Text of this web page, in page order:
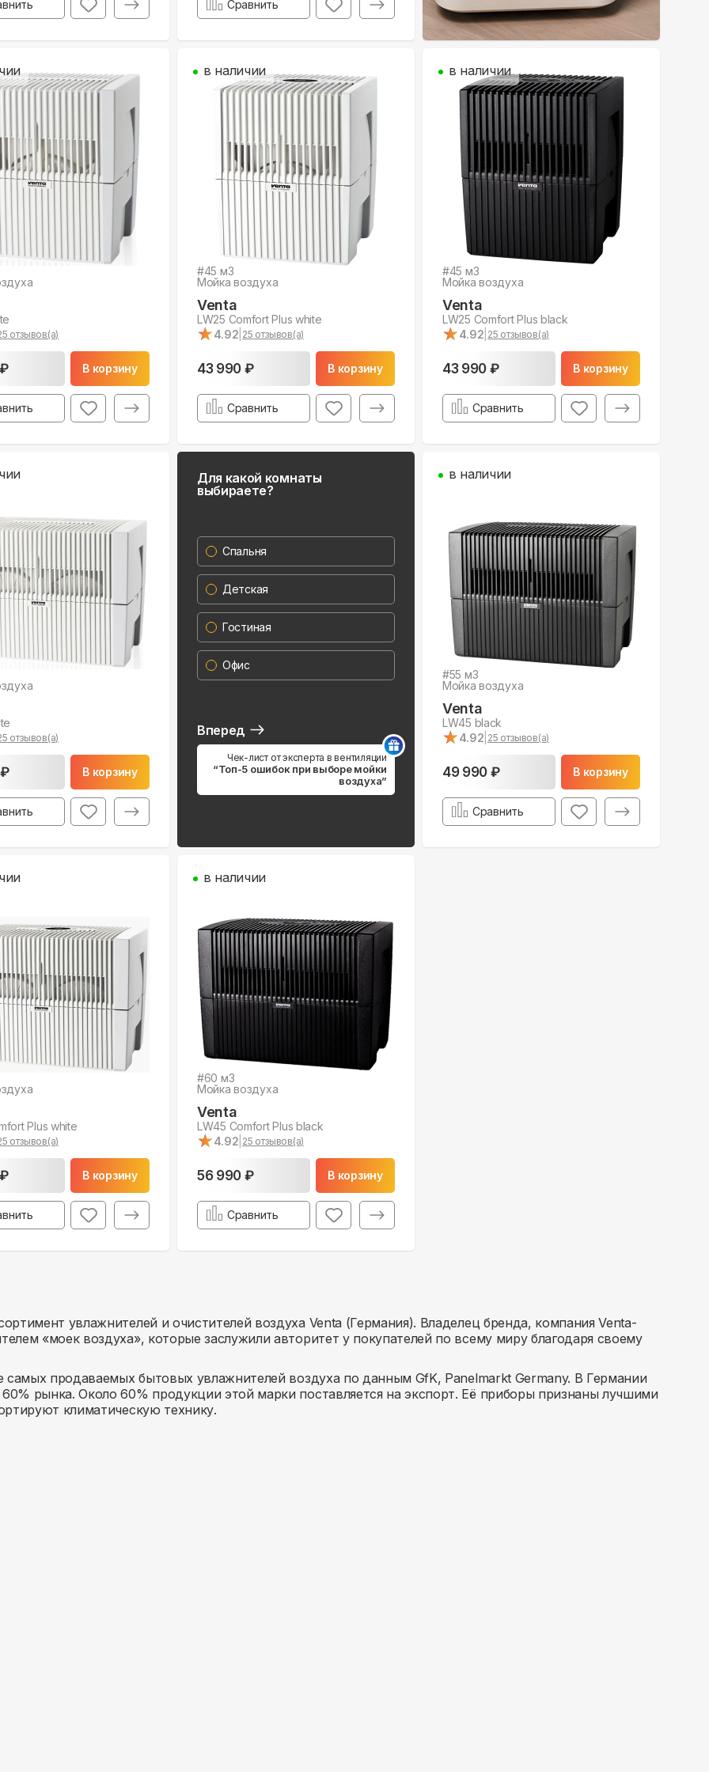
Сравнить
отзывов(а)
В корзину
#45 м3
Мойка воздуха
Venta
LW25 Comfort Plus white
★
★4.92 25 отзывов(а)
43 990 ₽ В корзину
в наличии
Сравнить
#45 м3
Мойка воздуха
Venta
LW25 Comfort Plus black
★
★4.92 25 отзывов(а)
43 990 ₽ В корзину
в наличии
Сравнить
отзывов(а)
В корзину
#55 м3
Мойка воздуха
Venta
LW45 black
★
★4.92 25 отзывов(а)
49 990 ₽ В корзину
в наличии
Сравнить
Plus white
отзывов(а)
В корзину
#60 м3
Мойка воздуха
Venta
LW45 Comfort Plus black
★
★4.92 25 отзывов(а)
56 990 ₽ В корзину
в наличии
Сравнить
Для какой комнаты
выбираете?
Спальня
Детская
Гостиная
Офис
Вперед
Чек-лист от эксперта в вентиляции
“Топ-5 ошибок при выборе мойки
воздуха”
увлажнителей и очистителей воздуха Venta (Германия). Владелец бренда, компания Venta-
«моек воздуха», которые заслужили авторитет у покупателей по всему миру благодаря своему
самых продаваемых бытовых увлажнителей воздуха по данным GfK, Panelmarkt Germany. В Германии
рынка. Около 60% продукции этой марки поставляется на экспорт. Её приборы признаны лучшими
климатическую технику.